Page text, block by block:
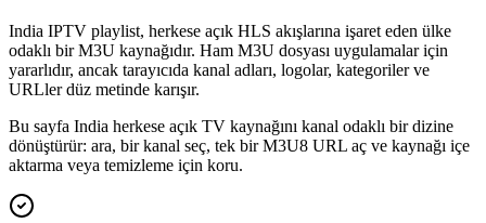
India IPTV playlist, herkese açık HLS akışlarına işaret eden ülke
odaklı bir M3U kaynağıdır. Ham M3U dosyası uygulamalar için
yararlıdır, ancak tarayıcıda kanal adları, logolar, kategoriler ve
URLler düz metinde karışır.
Bu sayfa India herkese açık TV kaynağını kanal odaklı bir dizine
dönüştürür: ara, bir kanal seç, tek bir M3U8 URL aç ve kaynağı içe
aktarma veya temizleme için koru.